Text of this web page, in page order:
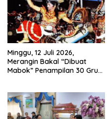
Minggu, 12 Juli 2026,
Merangin Bakal “Dibuat
Mabok” Penampilan 30 Grup